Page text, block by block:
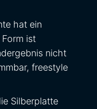
hat ein
ist
nicht
freestyle
Silberplatte